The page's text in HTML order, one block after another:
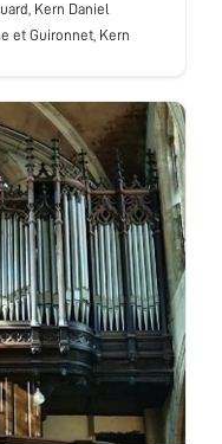
Kern Daniel
et Guironnet, Kern